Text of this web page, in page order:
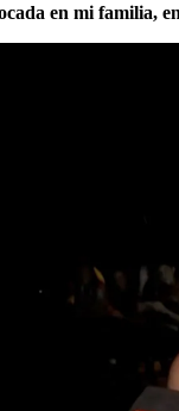
en mi